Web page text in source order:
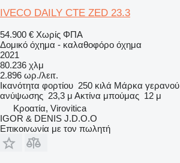
IVECO DAILY CTE ZED 23.3
54.900 € Χωρίς ΦΠΑ
Δομικό όχημα - καλαθοφόρο όχημα
2021
80.236 χλμ
2.896 ωρ./λειτ.
Ικανότητα φορτίου 250 κιλά Μάρκα γερανού
ανύψωσης 23,3 μ Ακτίνα μπούμας 12 μ
Κροατία, Virovitica
IGOR & DENIS J.D.O.O
Επικοινωνία με τον πωλητή